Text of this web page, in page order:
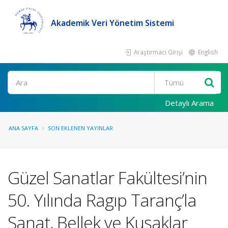
Akademik Veri Yönetim Sistemi
Araştırmacı Girişi English
Ara
Detaylı Arama
ANA SAYFA SON EKLENEN YAYINLAR
Güzel Sanatlar Fakültesi’nin
50. Yılında Ragıp Taranç’la
Sanat, Bellek ve Kuşaklar